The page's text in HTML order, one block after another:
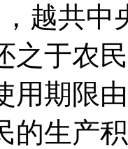
越共
之于农
用期限
的生产